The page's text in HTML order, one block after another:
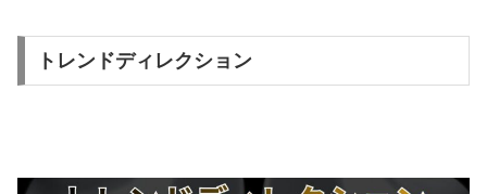
トレンドディレクション